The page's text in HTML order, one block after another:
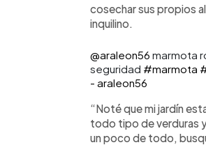
cosechar sus propios
inquilino.
@araleon56 marmota
seguridad #marmota
- araleon56
“Noté que mi jardín
todo tipo de verduras
un poco de todo,